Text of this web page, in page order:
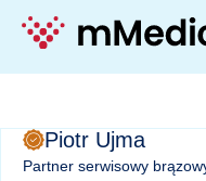
Piotr Ujma
Partner serwisowy